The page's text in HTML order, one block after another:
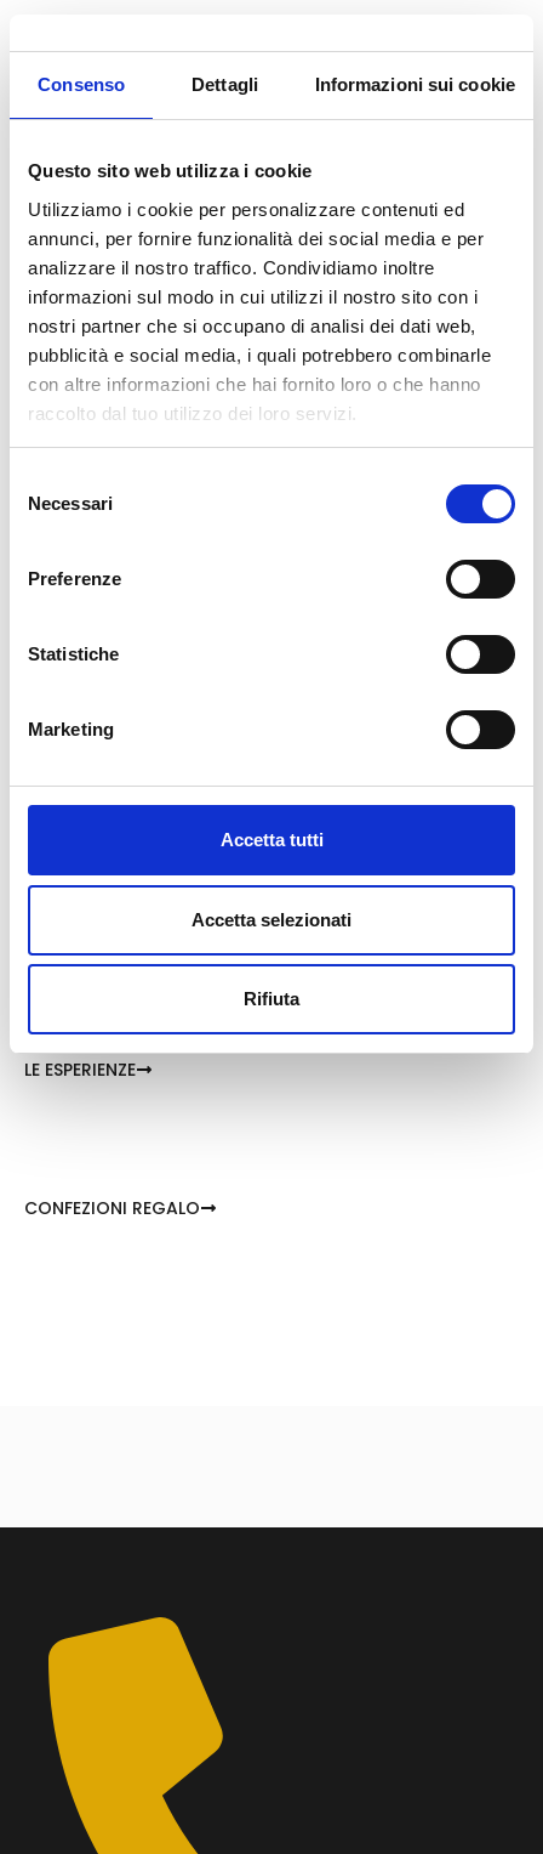
Consenso Dettagli Informazioni sui cookie
Questo sito web utilizza i cookie
Utilizziamo i cookie per personalizzare contenuti ed
annunci, per fornire funzionalità dei social media e per
analizzare il nostro traffico. Condividiamo inoltre
informazioni sul modo in cui utilizzi il nostro sito con i
nostri partner che si occupano di analisi dei dati web,
pubblicità e social media, i quali potrebbero combinarle
con altre informazioni che hai fornito loro o che hanno
raccolto dal tuo utilizzo dei loro servizi.
delNecessari
Preferenze
Statistiche
Marketing
Accetta tutti
Accetta selezionati
Rifiuta
NUTRACEUTICI
ACETI E LIQUORI
I DOLCI
COMPOSTE
LE CREME
LE ESPERIENZE
CONFEZIONI REGALO